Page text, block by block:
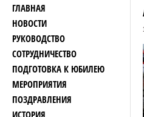
ГЛАВНАЯ
НОВОСТИ
РУКОВОДСТВО
СОТРУДНИЧЕСТВО
ПОДГОТОВКА К ЮБИЛЕЮ
МЕРОПРИЯТИЯ
ПОЗДРАВЛЕНИЯ
ИСТОРИЯ